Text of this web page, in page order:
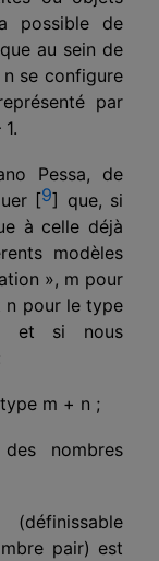
possible de
au sein de
n se configure
par
Pessa, de
[9] que, si
à celle déjà
modèles
», m pour
n pour le type
et si nous
m + n ;
nombres
(définissable
pair) est